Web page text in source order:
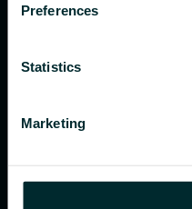
Preferences
Statistics
Marketing